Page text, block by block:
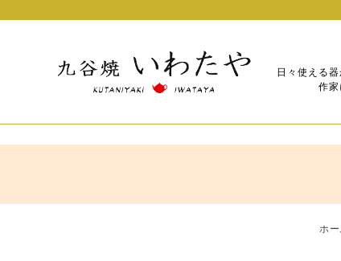
日々使える
作
ホー